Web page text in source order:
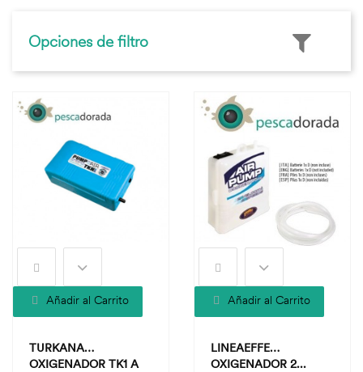
Opciones de filtro
Añadir al Carrito
TURKANA
OXIGENADOR TK1 A
Añadir al Carrito
LINEAEFFE
OXIGENADOR 2...